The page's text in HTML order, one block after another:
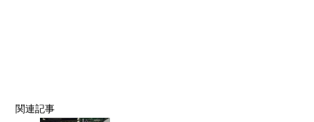
関連記事